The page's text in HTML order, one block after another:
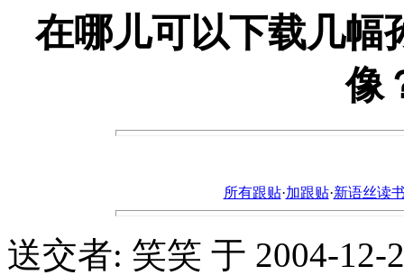
在哪儿可以下载几幅
像
所有跟贴·加跟贴·新语丝读
送交者: 笑笑 于 2004-12-